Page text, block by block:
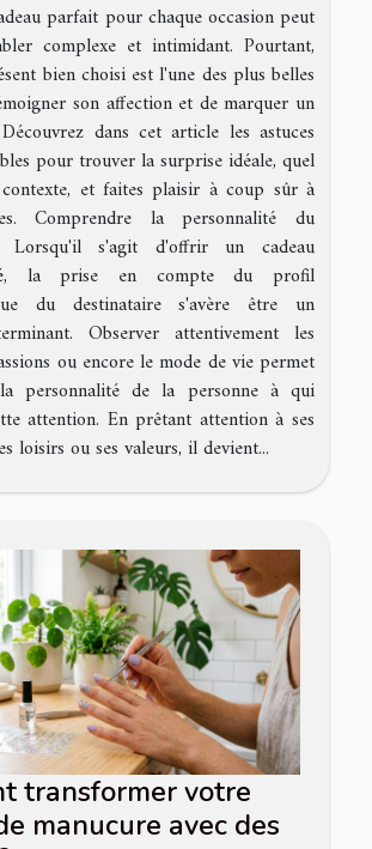
parfait pour chaque occasion peut
complexe et intimidant. Pourtant,
bien choisi est l'une des plus belles
son affection et de marquer un
dans cet article les astuces
pour trouver la surprise idéale, quel
et faites plaisir à coup sûr à
Comprendre la personnalité du
Lorsqu'il s'agit d'offrir un cadeau
la prise en compte du profil
du destinataire s'avère être un
Observer attentivement les
ou encore le mode de vie permet
personnalité de la personne à qui
attention. En prêtant attention à ses
loisirs ou ses valeurs, il devient...
transformer votre
manucure avec des